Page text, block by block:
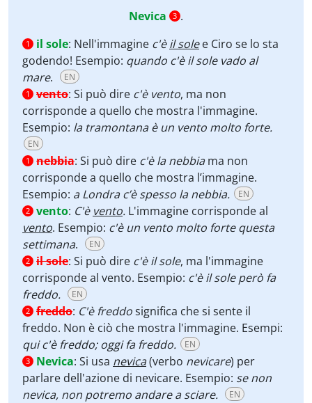
Nevica 3 .
1 il sole: Nell'immagine c'èil solee Ciro se lo sta
godendo! Esempio: quando c'è il sole vado al
mare. EN
1 vento: Si può dire c'è vento, ma non
corrisponde a quello che mostra l'immagine.
Esempio: la tramontana è un vento molto forte.
EN
1 nebbia: Si può dire c'è la nebbiama non
corrisponde a quello che mostra l’immagine.
Esempio: a Londra c’è spesso la nebbia. EN
2 vento: C'è vento. L'immagine corrisponde al
vento. Esempio: c'è un vento molto forte questa
settimana. EN
2 il sole: Si può dire c'è il sole, ma l'immagine
corrisponde al vento. Esempio: c'è il sole però fa
freddo.
EN
2 freddo: C'è freddosignifica che si sente il
freddo. Non è ciò che mostra l'immagine. Esempi:
qui c'è freddo; oggi fa freddo.
EN
3 Nevica: Si usa nevica(verbo nevicare) per
parlare dell'azione di nevicare. Esempio: se non
nevica, non potremo andare a sciare.
EN